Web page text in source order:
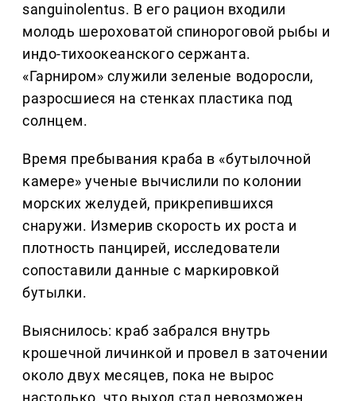
sanguinolentus. В его рацион входили
молодь шероховатой спинороговой рыбы и
индо-тихоокеанского сержанта.
«Гарниром» служили зеленые водоросли,
разросшиеся на стенках пластика под
солнцем.
Время пребывания краба в «бутылочной
камере» ученые вычислили по колонии
морских желудей, прикрепившихся
снаружи. Измерив скорость их роста и
плотность панцирей, исследователи
сопоставили данные с маркировкой
бутылки.
Выяснилось: краб забрался внутрь
крошечной личинкой и провел в заточении
около двух месяцев, пока не вырос
настолько, что выход стал невозможен.